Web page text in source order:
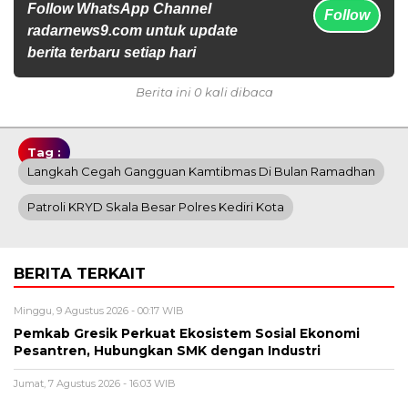
Follow WhatsApp Channel
radarnews9.com untuk update
berita terbaru setiap hari
Follow
Berita ini 0 kali dibaca
Tag :
Langkah Cegah Gangguan Kamtibmas Di Bulan Ramadhan
Patroli KRYD Skala Besar Polres Kediri Kota
BERITA TERKAIT
Minggu, 9 Agustus 2026 - 00:17 WIB
Pemkab Gresik Perkuat Ekosistem Sosial Ekonomi
Pesantren, Hubungkan SMK dengan Industri
Jumat, 7 Agustus 2026 - 16:03 WIB